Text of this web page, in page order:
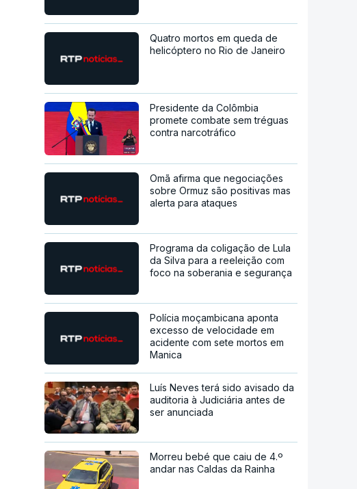
Quatro mortos em queda de
helicóptero no Rio de Janeiro
Presidente da Colômbia
promete combate sem tréguas
contra narcotráfico
Omã afirma que negociações
sobre Ormuz são positivas mas
alerta para ataques
Programa da coligação de Lula
da Silva para a reeleição com
foco na soberania e segurança
Polícia moçambicana aponta
excesso de velocidade em
acidente com sete mortos em
Manica
Luís Neves terá sido avisado da
auditoria à Judiciária antes de
ser anunciada
Morreu bebé que caiu de 4.º
andar nas Caldas da Rainha